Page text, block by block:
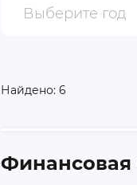
Выберите год
Найдено: 6
Финансовая